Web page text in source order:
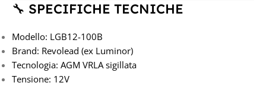
🔧 SPECIFICHE TECNICHE
Modello: LGB12-100B
Brand: Revolead (ex Luminor)
Tecnologia: AGM VRLA sigillata
Tensione: 12V